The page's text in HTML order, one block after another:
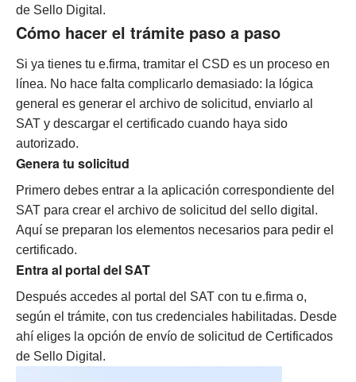
de Sello Digital.
Cómo hacer el trámite paso a paso
Si ya tienes tu e.firma, tramitar el CSD es un proceso en
línea. No hace falta complicarlo demasiado: la lógica
general es generar el archivo de solicitud, enviarlo al
SAT y descargar el certificado cuando haya sido
autorizado.
Genera tu solicitud
Primero debes entrar a la aplicación correspondiente del
SAT para crear el archivo de solicitud del sello digital.
Aquí se preparan los elementos necesarios para pedir el
certificado.
Entra al portal del SAT
Después accedes al portal del SAT con tu e.firma o,
según el trámite, con tus credenciales habilitadas. Desde
ahí eliges la opción de envío de solicitud de Certificados
de Sello Digital.